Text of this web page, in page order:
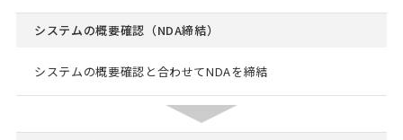
システムの概要確認（NDA締結）
システムの概要確認と合わせてNDAを締結